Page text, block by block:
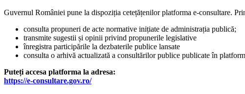
Guvernul României pune la dispoziția cetețățenilor platforma e-consultare.
consulta propuneri de acte normative inițiate de administrația publică;
transmite sugestii și opinii privind propunerile legislative
înregistra participările la dezbaterile publice lansate
consulta o arhivă actualizată a consultărilor publice publicate în
Puteți accesa platforma la adresa:
https://e-consultare.gov.ro/